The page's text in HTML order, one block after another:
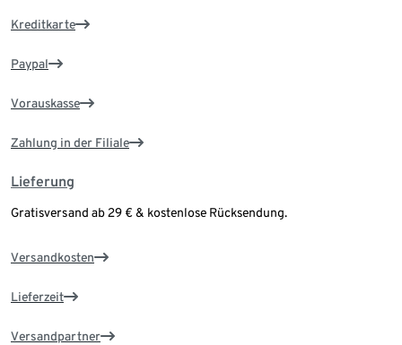
Kreditkarte
Paypal
Vorauskasse
Zahlung in der Filiale
Lieferung
Gratisversand ab 29 € & kostenlose Rücksendung.
Versandkosten
Lieferzeit
Versandpartner